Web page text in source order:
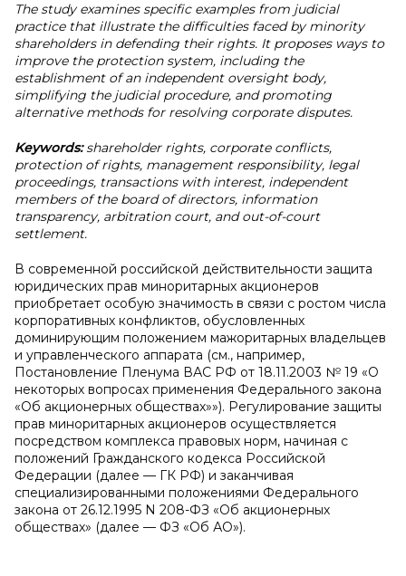
The study examines specific examples from judicial
practice that illustrate the difficulties faced by minority
shareholders in defending their rights. It proposes ways to
improve the protection system, including the
establishment of an independent oversight body,
simplifying the judicial procedure, and promoting
alternative methods for resolving corporate disputes.
Keywords:shareholder rights, corporate conflicts,
protection of rights, management responsibility, legal
proceedings, transactions with interest, independent
members of the board of directors, information
transparency, arbitration court, and out-of-court
settlement.
В современной российской действительности защита
юридических прав миноритарных акционеров
приобретает особую значимость в связи с ростом числа
корпоративных конфликтов, обусловленных
доминирующим положением мажоритарных владельцев
и управленческого аппарата (см., например,
Постановление Пленума ВАС РФ от 18.11.2003 № 19 «О
некоторых вопросах применения Федерального закона
«Об акционерных обществах»»). Регулирование защиты
прав миноритарных акционеров осуществляется
посредством комплекса правовых норм, начиная с
положений Гражданского кодекса Российской
Федерации (далее — ГК РФ) и заканчивая
специализированными положениями Федерального
закона от 26.12.1995 N 208-ФЗ «Об акционерных
обществах» (далее — ФЗ «Об АО»).